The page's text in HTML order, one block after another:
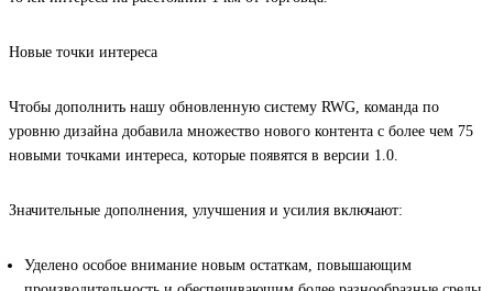
Новые точки интереса
Чтобы дополнить нашу обновленную систему RWG, команда по
уровню дизайна добавила множество нового контента с более чем 75
новыми точками интереса, которые появятся в версии 1.0.
Значительные дополнения, улучшения и усилия включают:
Уделено особое внимание новым остаткам, повышающим